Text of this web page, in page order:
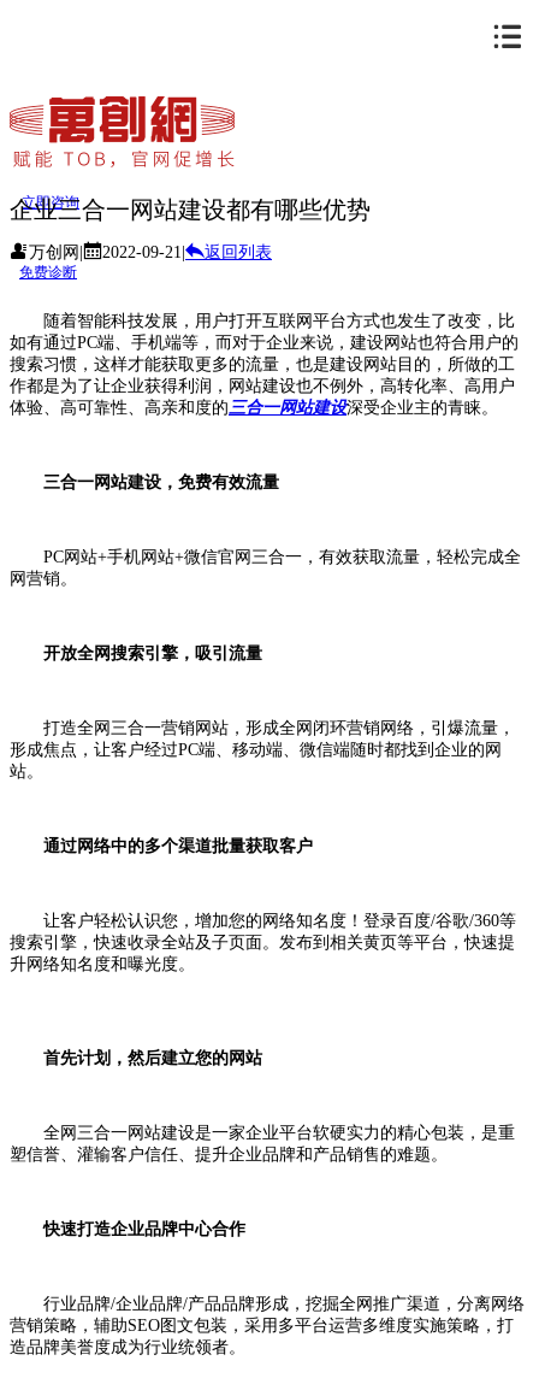
立即咨询
免费诊断
企业三合一网站建设都有哪些优势
万创网 2022-09-21 返回列表
随着智能科技发展，用户打开互联网平台方式也发生了改变，比
如有通过PC端、手机端等，而对于企业来说，建设网站也符合用户的
搜索习惯，这样才能获取更多的流量，也是建设网站目的，所做的工
作都是为了让企业获得利润，网站建设也不例外，高转化率、高用户
体验、高可靠性、高亲和度的三合一网站建设深受企业主的青睐。
三合一网站建设，免费有效流量
PC网站+手机网站+微信官网三合一，有效获取流量，轻松完成全
网营销。
开放全网搜索引擎，吸引流量
打造全网三合一营销网站，形成全网闭环营销网络，引爆流量，
形成焦点，让客户经过PC端、移动端、微信端随时都找到企业的网
站。
通过网络中的多个渠道批量获取客户
让客户轻松认识您，增加您的网络知名度！登录百度/谷歌/360等
搜索引擎，快速收录全站及子页面。发布到相关黄页等平台，快速提
升网络知名度和曝光度。
首先计划，然后建立您的网站
全网三合一网站建设是一家企业平台软硬实力的精心包装，是重
塑信誉、灌输客户信任、提升企业品牌和产品销售的难题。
快速打造企业品牌中心合作
行业品牌/企业品牌/产品品牌形成，挖掘全网推广渠道，分离网络
营销策略，辅助SEO图文包装，采用多平台运营多维度实施策略，打
造品牌美誉度成为行业统领者。